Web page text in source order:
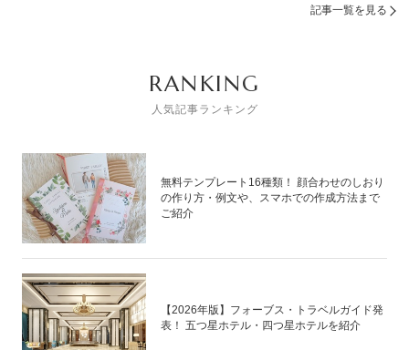
記事一覧を見る
RANKING
人気記事ランキング
無料テンプレート16種類！ 顔合わせのしおり
の作り方・例文や、スマホでの作成方法まで
ご紹介
【2026年版】フォーブス・トラベルガイド発
表！ 五つ星ホテル・四つ星ホテルを紹介